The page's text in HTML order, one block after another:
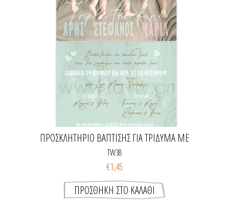
ΠΡΟΣΚΛΗΤΉΡΙΟ ΒΆΠΤΙΣΗΣ ΓΙΑ ΤΡΊΔΥΜΑ ΜΕ
ΦΩΤΟΓΡΑΦΊΑ
TW38
€1,45